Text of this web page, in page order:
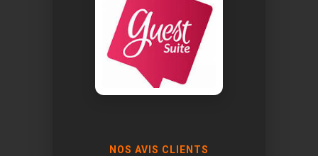
NOS AVIS CLIENTS